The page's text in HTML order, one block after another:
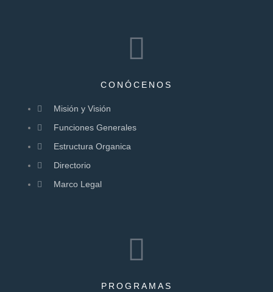
CONÓCENOS
Misión y Visión
Funciones Generales
Estructura Organica
Directorio
Marco Legal
PROGRAMAS